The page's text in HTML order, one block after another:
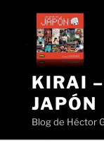
contenido
KIRAI –
JAPÓN
Blog de Héctor